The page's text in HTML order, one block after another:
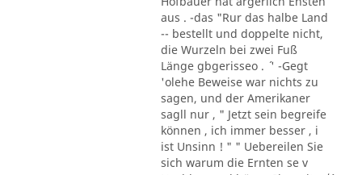
aus . -das "Rur das halbe Land
-- bestellt und doppelte nicht,
die Wurzeln bei zwei Fuß
Länge gbgerisseo . ´ ' -Gegt
'olehe Beweise war nichts zu
sagen, und der Amerikaner
sagll nur , " Jetzt sein begreife
können , ich immer besser , i
ist Unsinn ! " " Uebereilen Sie
sich warum die Ernten se v